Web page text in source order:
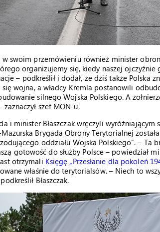
swoim przemówieniu również minister
organizujemy się, kiedy naszej
– podkreślił i dodał, że dziś także Polska
wojna, a władcy Kremla postanowili
silnego Wojska Polskiego. A
szef MON-u.
i minister Błaszczak wręczyli wyróżniającym
Brygada Obrony Terytorialnej
oddziału Wojska Polskiego”. – Ta
gotowość do służby Polsce – powiedział
otrzymali Księgę „Przesłanie dla pokoleń
właśnie do terytorialsów. – Niech to
Błaszczak.